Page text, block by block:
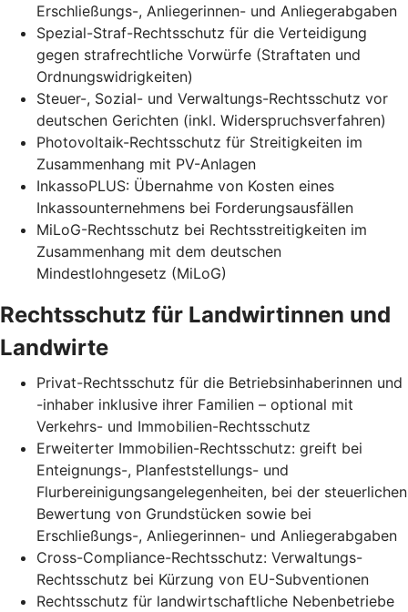
Erschließungs-, Anliegerinnen- und Anliegerabgaben
Spezial-Straf-Rechtsschutz für die Verteidigung
gegen strafrechtliche Vorwürfe (Straftaten und
Ordnungswidrigkeiten)
Steuer-, Sozial- und Verwaltungs-Rechtsschutz vor
deutschen Gerichten (inkl. Widerspruchsverfahren)
Photovoltaik-Rechtsschutz für Streitigkeiten im
Zusammenhang mit PV-Anlagen
InkassoPLUS: Übernahme von Kosten eines
Inkassounternehmens bei Forderungsausfällen
MiLoG-Rechtsschutz bei Rechtsstreitigkeiten im
Zusammenhang mit dem deutschen
Mindestlohngesetz (MiLoG)
Rechtsschutz für Landwirtinnen und
Landwirte
Privat-Rechtsschutz für die Betriebsinhaberinnen und
-inhaber inklusive ihrer Familien – optional mit
Verkehrs- und Immobilien-Rechtsschutz
Erweiterter Immobilien-Rechtsschutz: greift bei
Enteignungs-, Planfeststellungs- und
Flurbereinigungsangelegenheiten, bei der steuerlichen
Bewertung von Grundstücken sowie bei
Erschließungs-, Anliegerinnen- und Anliegerabgaben
Cross-Compliance-Rechtsschutz: Verwaltungs-
Rechtsschutz bei Kürzung von EU-Subventionen
Rechtsschutz für landwirtschaftliche Nebenbetriebe